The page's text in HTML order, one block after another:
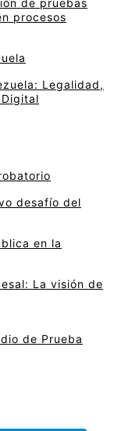
procesos
Legalidad,
desafío del
en la
La visión de
de Prueba